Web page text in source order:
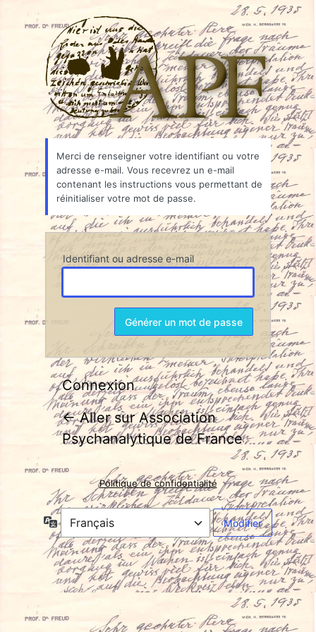
passe
oublié
Merci de renseigner votre identifiant ou votre
adresse e-mail. Vous recevrez un e-mail
contenant les instructions vous permettant de
réinitialiser votre mot de passe.
Identifiant ou adresse e-mail
Connexion
← Aller sur Association
Psychanalytique de France
Politique de confidentialité
Langue